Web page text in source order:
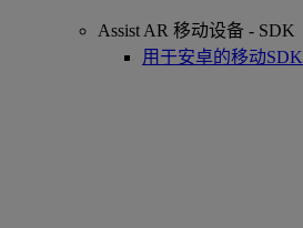
Assist AR 移动设备 - SDK
用于安卓的移动SDK